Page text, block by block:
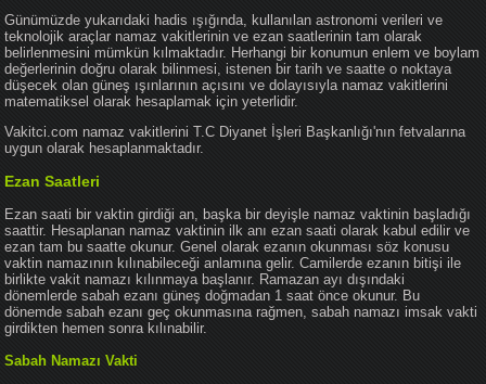
Günümüzde yukarıdaki hadis ışığında, kullanılan astronomi verileri ve
teknolojik araçlar namaz vakitlerinin ve ezan saatlerinin tam olarak
belirlenmesini mümkün kılmaktadır. Herhangi bir konumun enlem ve boylam
değerlerinin doğru olarak bilinmesi, istenen bir tarih ve saatte o noktaya
düşecek olan güneş ışınlarının açısını ve dolayısıyla namaz vakitlerini
matematiksel olarak hesaplamak için yeterlidir.
Vakitci.com namaz vakitlerini T.C Diyanet İşleri Başkanlığı'nın fetvalarına
uygun olarak hesaplanmaktadır.
Ezan Saatleri
Ezan saati bir vaktin girdiği an, başka bir deyişle namaz vaktinin başladığı
saattir. Hesaplanan namaz vaktinin ilk anı ezan saati olarak kabul edilir ve
ezan tam bu saatte okunur. Genel olarak ezanın okunması söz konusu
vaktin namazının kılınabileceği anlamına gelir. Camilerde ezanın bitişi ile
birlikte vakit namazı kılınmaya başlanır. Ramazan ayı dışındaki
dönemlerde sabah ezanı güneş doğmadan 1 saat önce okunur. Bu
dönemde sabah ezanı geç okunmasına rağmen, sabah namazı imsak vakti
girdikten hemen sonra kılınabilir.
Sabah Namazı Vakti